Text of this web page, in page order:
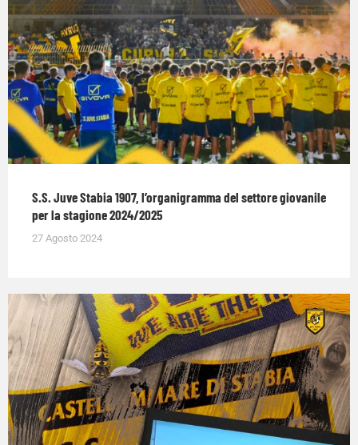
S.S. Juve Stabia 1907, l’organigramma del settore giovanile
per la stagione 2024/2025
27 Agosto 2024